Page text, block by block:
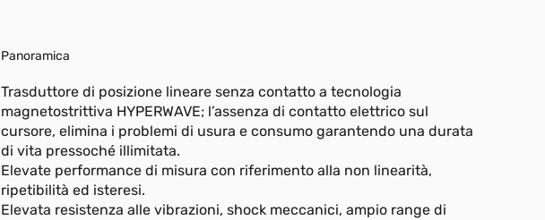
Panoramica
Trasduttore di posizione lineare senza contatto a tecnologia
magnetostrittiva HYPERWAVE; l’assenza di contatto elettrico sul
cursore, elimina i problemi di usura e consumo garantendo una durata
di vita pressoché illimitata.
Elevate performance di misura con riferimento alla non linearità,
ripetibilità ed isteresi.
Elevata resistenza alle vibrazioni, shock meccanici, ampio range di